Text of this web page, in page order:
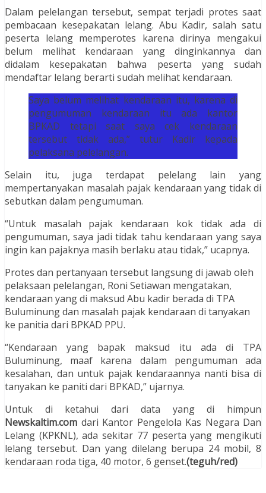
Dalam pelelangan tersebut, sempat terjadi protes saat
pembacaan kesepakatan lelang. Abu Kadir, salah satu
peserta lelang memperotes karena dirinya mengakui
belum melihat kendaraan yang dinginkannya dan
didalam kesepakatan bahwa peserta yang sudah
mendaftar lelang berarti sudah melihat kendaraan.
Saya belum melihat kendaraan itu, karena di
pengumuman kendaraan itu ada kantor
BPKAD tetapi saat saya cek kendaraan
tersebut tidak ada,” tutur Kadir kepada
pelaksana pelelangan.
Selain itu, juga terdapat pelelang lain yang
mempertanyakan masalah pajak kendaraan yang tidak di
sebutkan dalam pengumuman.
“Untuk masalah pajak kendaraan kok tidak ada di
pengumuman, saya jadi tidak tahu kendaraan yang saya
ingin kan pajaknya masih berlaku atau tidak,” ucapnya.
Protes dan pertanyaan tersebut langsung di jawab oleh
pelaksaan pelelangan, Roni Setiawan mengatakan,
kendaraan yang di maksud Abu kadir berada di TPA
Buluminung dan masalah pajak kendaraan di tanyakan
ke panitia dari BPKAD PPU.
“Kendaraan yang bapak maksud itu ada di TPA
Buluminung, maaf karena dalam pengumuman ada
kesalahan, dan untuk pajak kendaraannya nanti bisa di
tanyakan ke paniti dari BPKAD,” ujarnya.
Untuk di ketahui dari data yang di himpun
Newskaltim.com dari Kantor Pengelola Kas Negara Dan
Lelang (KPKNL), ada sekitar 77 peserta yang mengikuti
lelang tersebut. Dan yang dilelang berupa 24 mobil, 8
kendaraan roda tiga, 40 motor, 6 genset.(teguh/red)